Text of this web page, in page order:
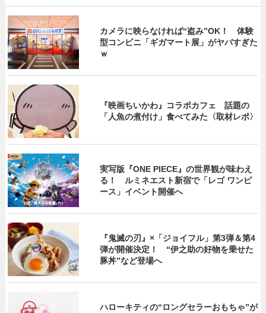
カメラに映らなければ“盗み”OK！ 体験
型コンビニ「ギガマート展」がヤバすぎた
ｗ
『映画ちいかわ』コラボカフェ 話題の
「人魚の煮付け」食べてみた〈取材レポ〉
実写版『ONE PIECE』の世界観が味わえ
る！ ルミネエスト新宿で「レゴ ワンピ
ース」イベント開催へ
『鬼滅の刃』×「ジョイフル」第3弾＆第4
弾が開催決定！ “伊之助の好物を乗せた
豚丼”など登場へ
ハローキティの“ロングセラーおもちゃ”が